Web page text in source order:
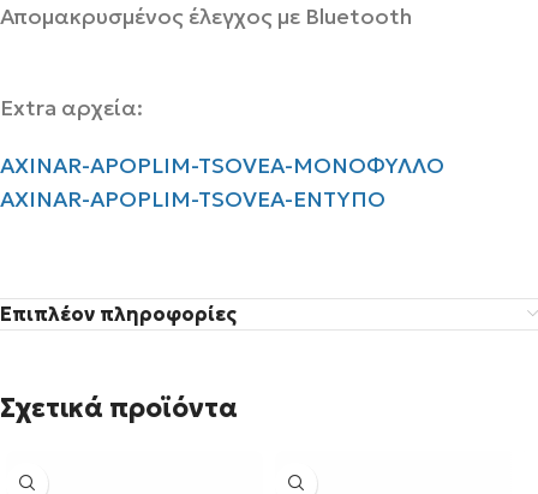
Απομακρυσμένος έλεγχος με Bluetooth
Extra αρχεία:
AXINAR-APOPLIM-TSOVEA-ΜΟΝΟΦΥΛΛΟ
AXINAR-APOPLIM-TSOVEA-ΕΝΤΥΠΟ
Επιπλέον πληροφορίες
Σχετικά προϊόντα